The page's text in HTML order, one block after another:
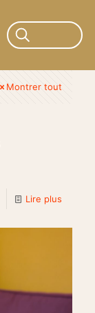
Montrer tout
Lire plus